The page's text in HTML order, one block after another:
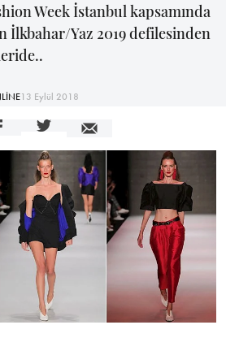
Week İstanbul kapsamında
İlkbahar/Yaz 2019 defilesinden
13 Eylül 2018